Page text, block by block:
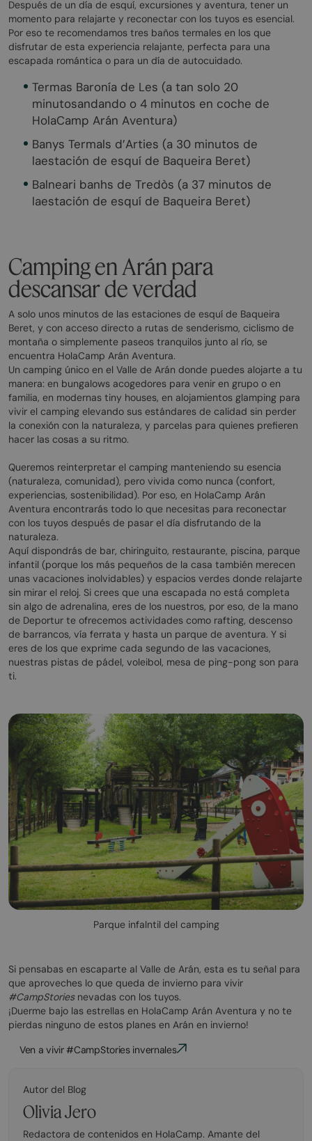
Después de un día de esquí, excursiones y aventura, tener un
momento para relajarte y reconectar con los tuyos es esencial.
Por eso te recomendamos tres baños termales en los que
disfrutar de esta experiencia relajante, perfecta para una
escapada romántica o para un día de autocuidado.
Termas Baronía de Les (a tan solo 20
minutosandando o 4 minutos en coche de
HolaCamp Arán Aventura)
Banys Termals d’Arties (a 30 minutos de
laestación de esquí de Baqueira Beret)
Balneari banhs de Tredòs (a 37 minutos de
laestación de esquí de Baqueira Beret)
Camping en Arán para
descansar de verdad
A solo unos minutos de las estaciones de esquí de Baqueira
Beret, y con acceso directo a rutas de senderismo, ciclismo de
montaña o simplemente paseos tranquilos junto al río, se
encuentra HolaCamp Arán Aventura.
Un camping único en el Valle de Arán donde puedes alojarte a tu
manera: en bungalows acogedores para venir en grupo o en
familia, en modernas tiny houses, en alojamientos glamping para
vivir el camping elevando sus estándares de calidad sin perder
la conexión con la naturaleza, y parcelas para quienes prefieren
hacer las cosas a su ritmo.
Queremos reinterpretar el camping manteniendo su esencia
(naturaleza, comunidad), pero vivida como nunca (confort,
experiencias, sostenibilidad). Por eso, en HolaCamp Arán
Aventura encontrarás todo lo que necesitas para reconectar
con los tuyos después de pasar el día disfrutando de la
naturaleza.
Aquí dispondrás de bar, chiringuito, restaurante, piscina, parque
infantil (porque los más pequeños de la casa también merecen
unas vacaciones inolvidables) y espacios verdes donde relajarte
sin mirar el reloj. Si crees que una escapada no está completa
sin algo de adrenalina, eres de los nuestros, por eso, de la mano
de Deportur te ofrecemos actividades como rafting, descenso
de barrancos, vía ferrata y hasta un parque de aventura. Y si
eres de los que exprime cada segundo de las vacaciones,
nuestras pistas de pádel, voleibol, mesa de ping-pong son para
ti.
Parque infalntil del camping
Si pensabas en escaparte al Valle de Arán, esta es tu señal para
que aproveches lo que queda de invierno para vivir
#CampStories nevadas con los tuyos.
¡Duerme bajo las estrellas en HolaCamp Arán Aventura y no te
pierdas ninguno de estos planes en Arán en invierno!
Ven a vivir #CampStories invernales
Autor del Blog
Olivia Jero
Redactora de contenidos en HolaCamp. Amante del